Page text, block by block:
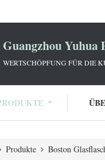
Guangzhou Yuhua
WERTSCHÖPFUNG FÜR DIE
Produkte Boston